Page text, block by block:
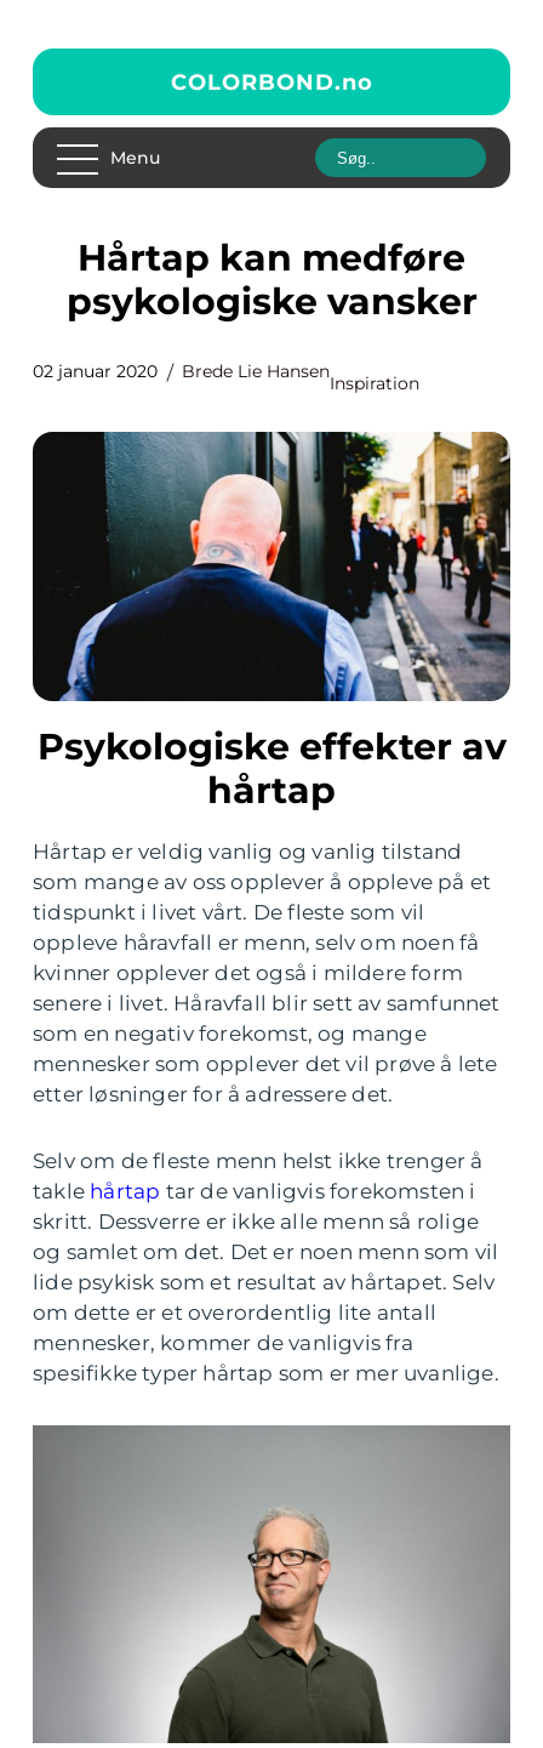
COLORBOND.no
Menu
Hårtap kan medføre
psykologiske vansker
02 januar 2020 Brede Lie Hansen
Inspiration
Psykologiske effekter av
hårtap
Hårtap er veldig vanlig og vanlig tilstand
som mange av oss opplever å oppleve på et
tidspunkt i livet vårt. De fleste som vil
oppleve håravfall er menn, selv om noen få
kvinner opplever det også i mildere form
senere i livet. Håravfall blir sett av samfunnet
som en negativ forekomst, og mange
mennesker som opplever det vil prøve å lete
etter løsninger for å adressere det.
Selv om de fleste menn helst ikke trenger å
takle hårtap tar de vanligvis forekomsten i
skritt. Dessverre er ikke alle menn så rolige
og samlet om det. Det er noen menn som vil
lide psykisk som et resultat av hårtapet. Selv
om dette er et overordentlig lite antall
mennesker, kommer de vanligvis fra
spesifikke typer hårtap som er mer uvanlige.